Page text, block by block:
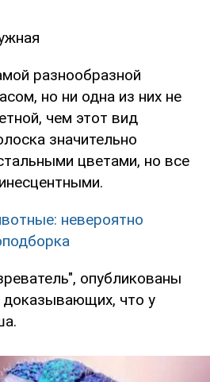
разнообразной
но ни одна из них не
чем этот вид
значительно
цветами, но все
невероятно
опубликованы
доказывающих, что у